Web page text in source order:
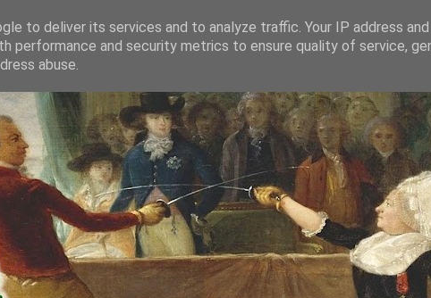
to deliver its services and to analyze traffic. Your IP address
performance and security metrics to ensure quality of service,
abuse.